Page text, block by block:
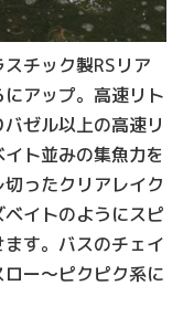
チック製RSリア
アップ。高速リト
ゼル以上の高速リ
ト並みの集魚力を
ったクリアレイク
イトのようにスピ
す。バスのチェイ
ー～ピクピク系に